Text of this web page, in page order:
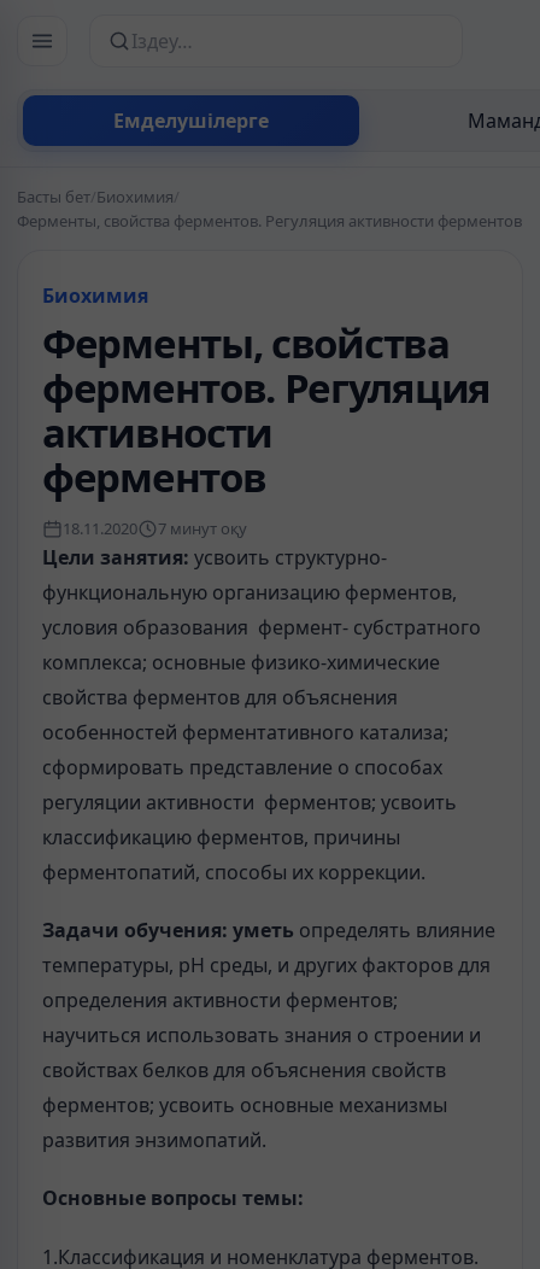
Емделушілерге
Сайттан іздеу
Басты бет/Биохимия/
Ферменты, свойства ферментов. Регуляция активности ферментов
Биохимия
Ферменты, свойства
ферментов. Регуляция
активности
ферментов
18.11.2020 7 минут оқу
Цели занятия: усвоить структурно-
функциональную организацию ферментов,
условия образования фермент- субстратного
комплекса; основные физико-химические
свойства ферментов для объяснения
особенностей ферментативного катализа;
сформировать представление о способах
регуляции активности ферментов; усвоить
классификацию ферментов, причины
ферментопатий, способы их коррекции.
Задачи обучения: уметь определять влияние
температуры, рН среды, и других факторов для
определения активности ферментов;
научиться использовать знания о строении и
свойствах белков для объяснения свойств
ферментов; усвоить основные механизмы
развития энзимопатий.
Основные вопросы темы:
1.Классификация и номенклатура ферментов.